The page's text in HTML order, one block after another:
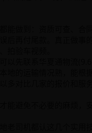
能做到：资质可查、合
后再付尾款。真正做事
拍验车视频。
以先联系华夏通物流
地的运输情况熟，能根
多对比几家的报价和服
能避免不必要的麻烦，
老司机都认这几个实用